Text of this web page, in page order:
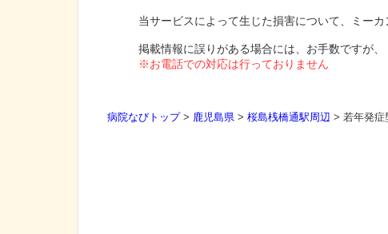
当サービスによって生じた損害について、ミー
掲載情報に誤りがある場合には、お手数ですが、
※お電話での対応は行っておりません
病院なびトップ> 鹿児島県 > 桜島桟橋通駅周辺 > 若年発症